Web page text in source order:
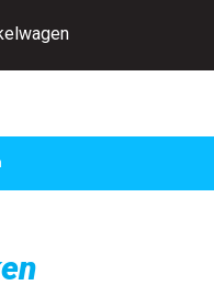
IS LEEG.